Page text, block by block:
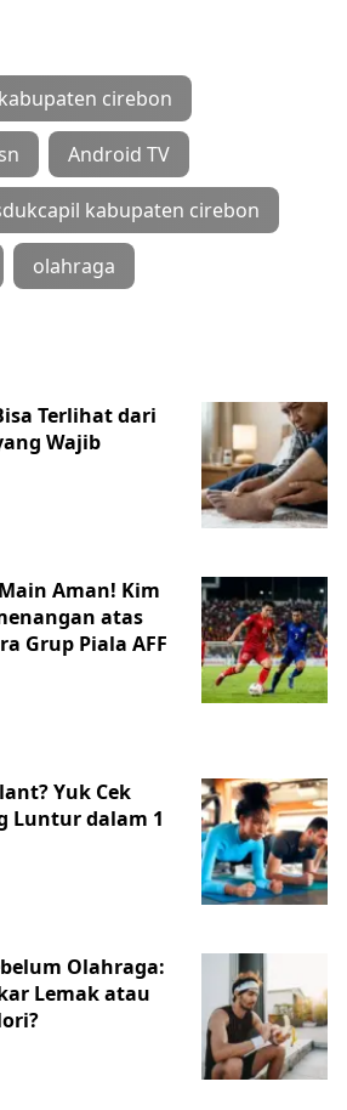
cirebon
Android TV
kabupaten cirebon
olahraga
Terlihat dari
Wajib
Aman! Kim
atas
Grup Piala AFF
Yuk Cek
Luntur dalam 1
Olahraga:
Lemak atau